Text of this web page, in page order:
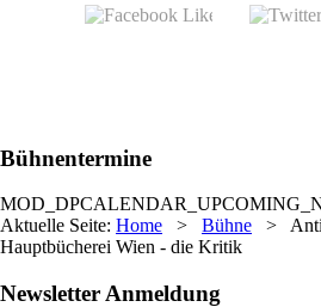
Bühnentermine
Aktuelle Seite: Home > Bühne >
Hauptbücherei Wien - die Kritik
Newsletter Anmeldung